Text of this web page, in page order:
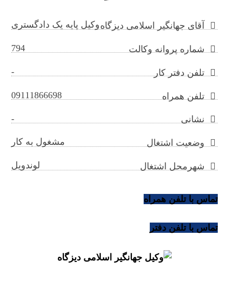
آقای جهانگیر اسلامی دیزگاهوکیل پایه یک دادگستری
شماره پروانه وکالت 794
تلفن دفتر کار -
تلفن همراه 09111866698
نشانی -
وضعیت اشتغال مشغول به کار
شهرمحل اشتغال لوندویل
تماس با تلفن همراه
تماس با تلفن دفتر